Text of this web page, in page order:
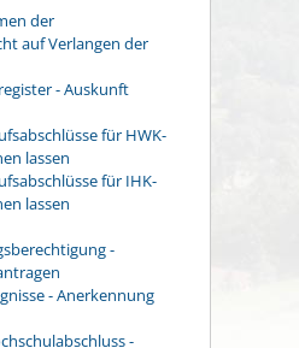
der
auf Verlangen der
- Auskunft
für HWK-
lassen
für IHK-
lassen
-
- Anerkennung
-